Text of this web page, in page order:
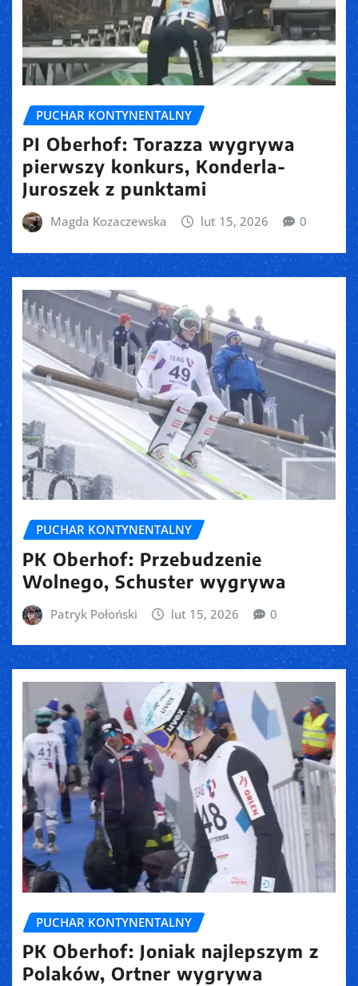
PUCHAR KONTYNENTALNY
PI Oberhof: Torazza wygrywa
pierwszy konkurs, Konderla-
Juroszek z punktami
Magda Kozaczewska lut 15, 2026 0
PUCHAR KONTYNENTALNY
PK Oberhof: Przebudzenie
Wolnego, Schuster wygrywa
Patryk Połoński lut 15, 2026 0
PUCHAR KONTYNENTALNY
PK Oberhof: Joniak najlepszym z
Polaków, Ortner wygrywa